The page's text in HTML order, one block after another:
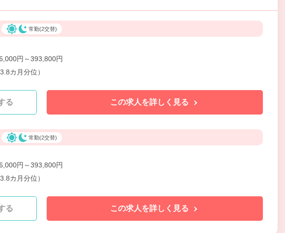
常勤(2交替)
円～393,800円
カ月分位）
る この求人を詳しく見る
常勤(2交替)
円～393,800円
カ月分位）
る この求人を詳しく見る